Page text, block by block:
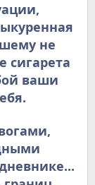
не
сигарета
ваши